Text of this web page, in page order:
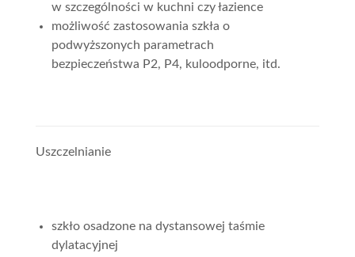
w szczególności w kuchni czy łazience
możliwość zastosowania szkła o
podwyższonych parametrach
bezpieczeństwa P2, P4, kuloodporne, itd.
Uszczelnianie
szkło osadzone na dystansowej taśmie
dylatacyjnej